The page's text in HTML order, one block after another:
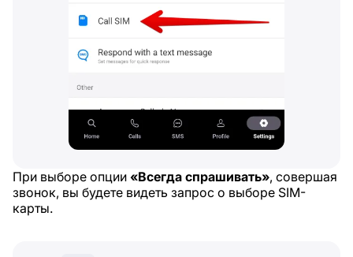
При выборе опции «Всегда спрашивать», совершая
звонок, вы будете видеть запрос о выборе SIM-
карты.